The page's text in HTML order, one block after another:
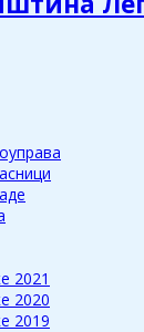
2021
2020
2019